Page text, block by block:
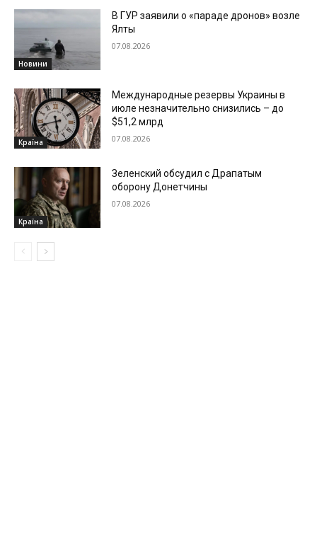
Новини
В ГУР заявили о «параде дронов» возле
Ялты
07.08.2026
Країна
Международные резервы Украины в
июле незначительно снизились – до
$51,2 млрд
07.08.2026
Країна
Зеленский обсудил с Драпатым
оборону Донетчины
07.08.2026